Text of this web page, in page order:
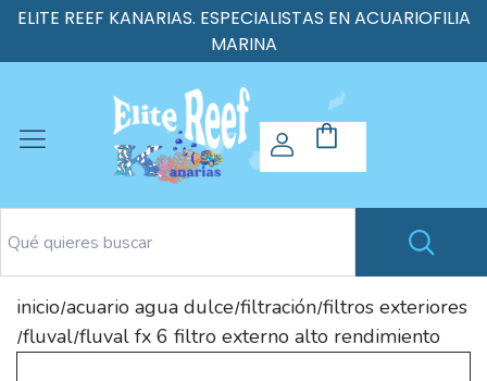
ELITE REEF KANARIAS. ESPECIALISTAS EN ACUARIOFILIA
MARINA
inicio/acuario agua dulce/filtración/filtros exteriores
/fluval/fluval fx 6 filtro externo alto rendimiento